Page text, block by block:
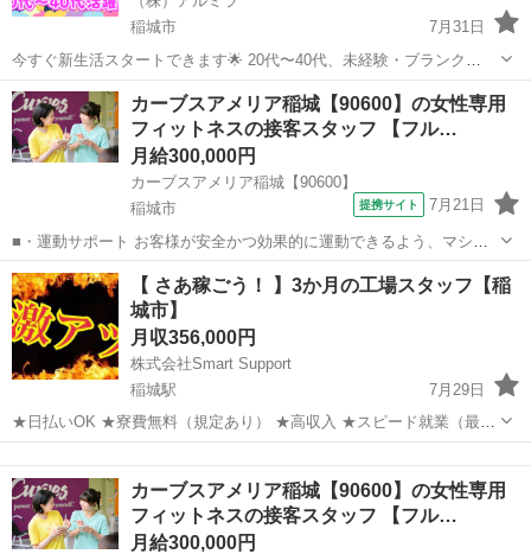
稲城市
7月31日
今すぐ新生活スタートできます🌟 20代〜40代、未経験・ブランク
OK！ 〇●LINEからの応募が可能になりました♪●〇 下記URLよりお友
達登録をお願いします☆ URL: https://lin.ee...
東京 稲城市 工場 未経験
カーブスアメリア稲城【90600】の女性専用
フィットネスの接客スタッフ 【フル…
月給300,000円
カーブスアメリア稲城【90600】
稲城市
提携サイト 7月21日
■・運動サポート お客様が安全かつ効果的に運動できるよう、マシン
の使い方をアドバイスします。運動が初めての方や苦手な方がほとん
どなので、難しい指導はありません。「今日はこの動きを意識しまし
ょう！」といったお声がけをしながら、...
東京 稲城市 その他
【 さあ稼ごう！ 】3か月の工場スタッフ【稲
城市】
月収356,000円
株式会社Smart Support
稲城駅
7月29日
★日払いOK ★寮費無料（規定あり） ★高収入 ★スピード就業（最短
翌日） ■ お仕事例 ・半導体部品のマシンオペレーター ・自動車の組
立や部品の加工 ・電子部品の検査 ・化粧品の梱包や仕分け ...
カーブスアメリア稲城【90600】の女性専用
フィットネスの接客スタッフ 【フル…
月給300,000円